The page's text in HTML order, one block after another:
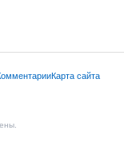
Карта сайта